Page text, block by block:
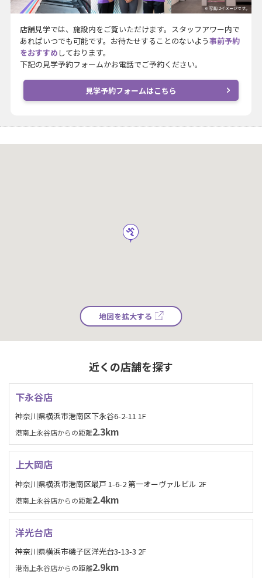
※写真はイメージです。
店舗見学では、施設内をご覧いただけます。スタッフアワー内で
あればいつでも可能です。お待たせすることのないよう事前予約
をおすすめ しております。
下記の見学予約フォームかお電話でご予約ください。
見学予約フォームはこちら
地図を拡大する
近くの店舗を探す
下永谷店
神奈川県横浜市港南区下永谷6-2-11 1F
港南上永谷店からの距離2.3km
上大岡店
神奈川県横浜市港南区最戸 1-6-2 第一オーヴァルビル 2F
港南上永谷店からの距離2.4km
洋光台店
神奈川県横浜市磯子区洋光台3-13-3 2F
港南上永谷店からの距離2.9km